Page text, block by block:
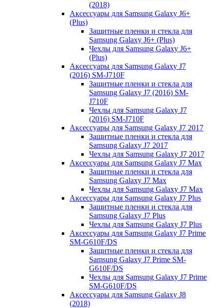
(2018)
Аксессуары для Samsung Galaxy J6+
(Plus)
Защитные пленки и стекла для
Samsung Galaxy J6+ (Plus)
Чехлы для Samsung Galaxy J6+
(Plus)
Аксессуары для Samsung Galaxy J7
(2016) SM-J710F
Защитные пленки и стекла для
Samsung Galaxy J7 (2016) SM-
J710F
Чехлы для Samsung Galaxy J7
(2016) SM-J710F
Аксессуары для Samsung Galaxy J7 2017
Защитные пленки и стекла для
Samsung Galaxy J7 2017
Чехлы для Samsung Galaxy J7 2017
Аксессуары для Samsung Galaxy J7 Max
Защитные пленки и стекла для
Samsung Galaxy J7 Max
Чехлы для Samsung Galaxy J7 Max
Аксессуары для Samsung Galaxy J7 Plus
Защитные пленки и стекла для
Samsung Galaxy J7 Plus
Чехлы для Samsung Galaxy J7 Plus
Аксессуары для Samsung Galaxy J7 Prime
SM-G610F/DS
Защитные пленки и стекла для
Samsung Galaxy J7 Prime SM-
G610F/DS
Чехлы для Samsung Galaxy J7 Prime
SM-G610F/DS
Аксессуары для Samsung Galaxy J8
(2018)